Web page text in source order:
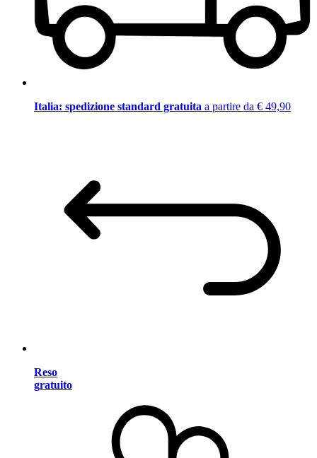
Italia: spedizione standard gratuita a partire da € 49,90
Reso
gratuito